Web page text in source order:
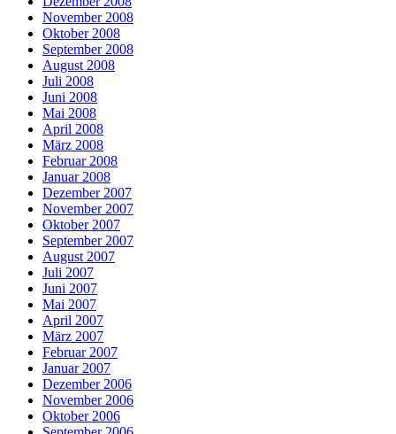
November 2008
Oktober 2008
September 2008
August 2008
Juli 2008
Juni 2008
Mai 2008
April 2008
März 2008
Februar 2008
Januar 2008
Dezember 2007
November 2007
Oktober 2007
September 2007
August 2007
Juli 2007
Juni 2007
Mai 2007
April 2007
März 2007
Februar 2007
Januar 2007
Dezember 2006
November 2006
Oktober 2006